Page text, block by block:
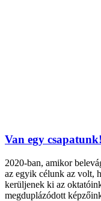
Van egy csapatunk!
2020-ban, amikor
az egyik célunk az volt,
kerüljenek ki az
megduplázódott